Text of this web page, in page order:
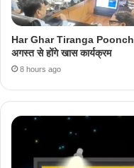
Har Ghar Tiranga
अगस्त से होंगे खास कार्यक्रम
8 hours ago